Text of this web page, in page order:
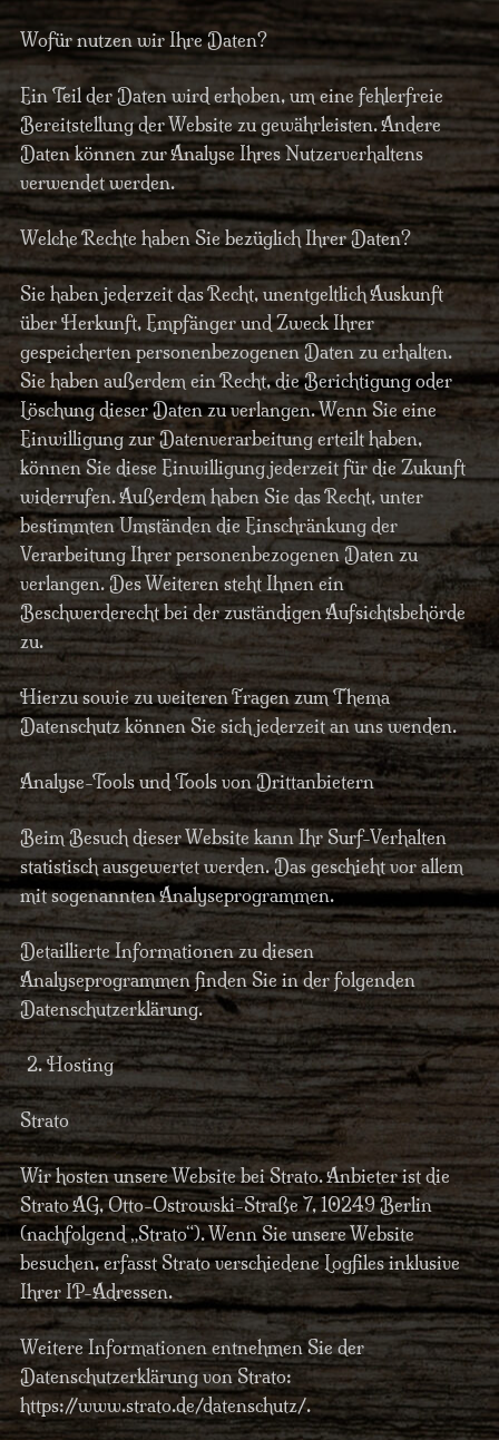
Wofür nutzen wir Ihre Daten?
Ein Teil der Daten wird erhoben, um eine fehlerfreie
Bereitstellung der Website zu gewährleisten. Andere
Daten können zur Analyse Ihres Nutzerverhaltens
verwendet werden.
Welche Rechte haben Sie bezüglich Ihrer Daten?
Sie haben jederzeit das Recht, unentgeltlich Auskunft
über Herkunft, Empfänger und Zweck Ihrer
gespeicherten personenbezogenen Daten zu erhalten.
Sie haben außerdem ein Recht, die Berichtigung oder
Löschung dieser Daten zu verlangen. Wenn Sie eine
Einwilligung zur Datenverarbeitung erteilt haben,
können Sie diese Einwilligung jederzeit für die Zukunft
widerrufen. Außerdem haben Sie das Recht, unter
bestimmten Umständen die Einschränkung der
Verarbeitung Ihrer personenbezogenen Daten zu
verlangen. Des Weiteren steht Ihnen ein
Beschwerderecht bei der zuständigen Aufsichtsbehörde
zu.
Hierzu sowie zu weiteren Fragen zum Thema
Datenschutz können Sie sich jederzeit an uns wenden.
Analyse-Tools und Tools von Drittanbietern
Beim Besuch dieser Website kann Ihr Surf-Verhalten
statistisch ausgewertet werden. Das geschieht vor allem
mit sogenannten Analyseprogrammen.
Detaillierte Informationen zu diesen
Analyseprogrammen finden Sie in der folgenden
Datenschutzerklärung.
Hosting
Strato
Wir hosten unsere Website bei Strato. Anbieter ist die
Strato AG, Otto-Ostrowski-Straße 7, 10249 Berlin
(nachfolgend „Strato“). Wenn Sie unsere Website
besuchen, erfasst Strato verschiedene Logfiles inklusive
Ihrer IP-Adressen.
Weitere Informationen entnehmen Sie der
Datenschutzerklärung von Strato:
https://www.strato.de/datenschutz/.